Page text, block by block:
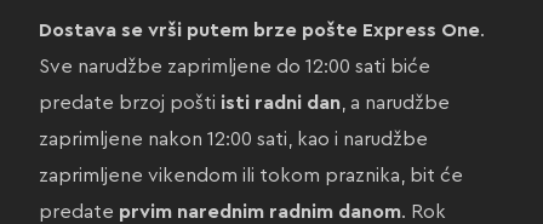
Dostava se vrši putem brze pošte Express One.
Sve narudžbe zaprimljene do 12:00 sati biće
predate brzoj pošti isti radni dan, a narudžbe
zaprimljene nakon 12:00 sati, kao i narudžbe
zaprimljene vikendom ili tokom praznika, bit će
predate prvim narednim radnim danom. Rok